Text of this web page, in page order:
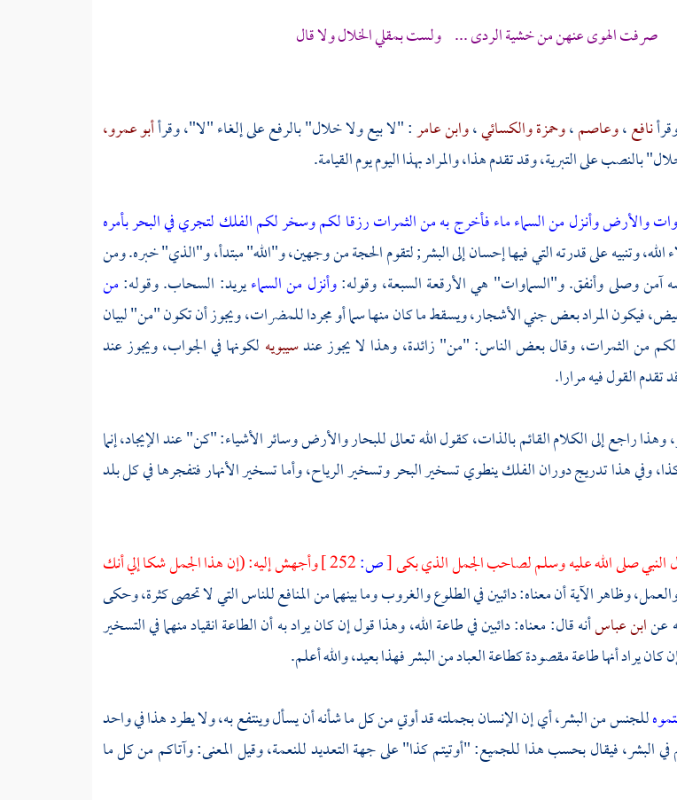
صرفت الهوى عنهن من خشية الردى ... ولست بمقلي الخلال ولا قال
نافع،وعاصم،وحمزةوالكسائي،وابن عامر: "لا بيع ولا خلال" بالرفع على إلغاء "لا"، وقرأأبو عمرو،
بالنصب على التبرية، وقد تقدم هذا، والمراد بهذا اليوم يوم القيامة.
والأرض وأنـزل من السماء ماء فأخرج به من الثمرات رزقا لكم وسخر لكم الفلك لتجري في البحر بأمره
الله، وتنبيه على قدرته التي فيها إحسان إلى البشر; لتقوم الحجة من وجهين، و"الله" مبتدأ، و"الذي" خبره. ومن
آمن وصلى وأنفق. و"السماوات" هي الأرقعة السبعة، وقوله:وأنزل من السماءيريد: السحاب. وقوله:من
فيكون المراد بعض جني الأشجار، ويسقط ما كان منها سما أو مجردا للمضرات، ويجوز أن تكون "من" لبيان
من الثمرات، وقال بعض الناس: "من" زائدة، وهذا لا يجوز عندسيبويه لكونها في الجواب، ويجوز عند
القول فيه مرارا.
راجع إلى الكلام القائم بالذات، كقول الله تعالى للبحار والأرض وسائر الأشياء: "كن" عند الإيجاد، إنما
وفي هذا تدريج دوران الفلك ينطوي تسخير البحر وتسخير الرياح، وأما تسخير الأنهار فتفجرها في كل بلد
النبي صلى الله عليه وسلم لصاحب الجمل الذي بكى[ص:
وأجهش إليه: (إن هذا الجمل شكا إلي أنك
وظاهر الآية أن معناه: دائبين في الطلوع والغروب وما بينهما من المنافع للناس التي لا تحصى كثرة، وحكى
عنابن عباسأنه قال: معناه: دائبين في طاعة الله، وهذا قول إن كان يراد به أن الطاعة انقياد منهما في التسخير
يراد أنها طاعة مقصودة كطاعة العباد من البشر فهذا بعيد، والله أعلم.
للجنس من البشر، أي إن الإنسان بجملته قد أوتي من كل ما شأنه أن يسأل وينتفع به، ولا يطرد هذا في واحد
في البشر، فيقال بحسب هذا للجميع: "أوتيتم كذا" على جهة التعديد للنعمة، وقيل المعنى: وآتاكم من كل ما